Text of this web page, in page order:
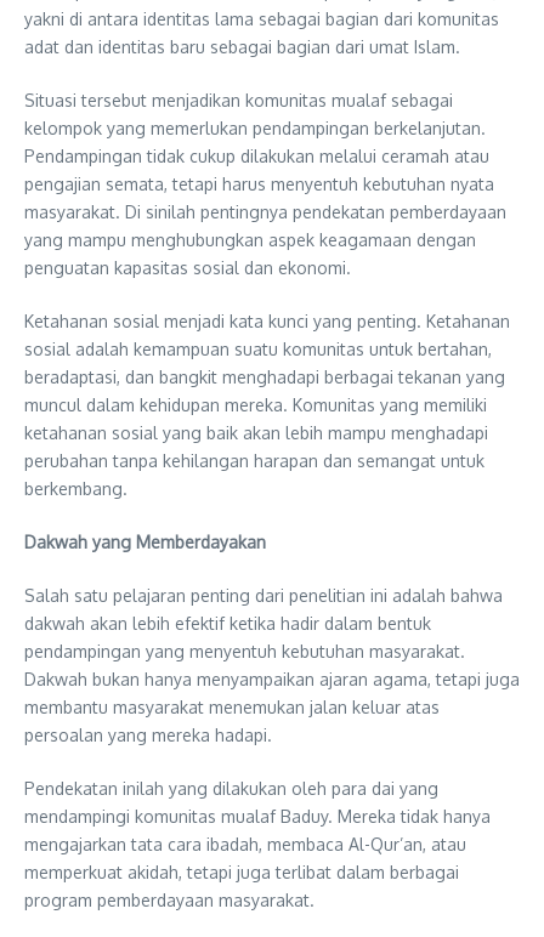
yakni di antara identitas lama sebagai bagian dari komunitas
adat dan identitas baru sebagai bagian dari umat Islam.
Situasi tersebut menjadikan komunitas mualaf sebagai
kelompok yang memerlukan pendampingan berkelanjutan.
Pendampingan tidak cukup dilakukan melalui ceramah atau
pengajian semata, tetapi harus menyentuh kebutuhan nyata
masyarakat. Di sinilah pentingnya pendekatan pemberdayaan
yang mampu menghubungkan aspek keagamaan dengan
penguatan kapasitas sosial dan ekonomi.
Ketahanan sosial menjadi kata kunci yang penting. Ketahanan
sosial adalah kemampuan suatu komunitas untuk bertahan,
beradaptasi, dan bangkit menghadapi berbagai tekanan yang
muncul dalam kehidupan mereka. Komunitas yang memiliki
ketahanan sosial yang baik akan lebih mampu menghadapi
perubahan tanpa kehilangan harapan dan semangat untuk
berkembang.
Dakwah yang Memberdayakan
Salah satu pelajaran penting dari penelitian ini adalah bahwa
dakwah akan lebih efektif ketika hadir dalam bentuk
pendampingan yang menyentuh kebutuhan masyarakat.
Dakwah bukan hanya menyampaikan ajaran agama, tetapi juga
membantu masyarakat menemukan jalan keluar atas
persoalan yang mereka hadapi.
Pendekatan inilah yang dilakukan oleh para dai yang
mendampingi komunitas mualaf Baduy. Mereka tidak hanya
mengajarkan tata cara ibadah, membaca Al-Qur’an, atau
memperkuat akidah, tetapi juga terlibat dalam berbagai
program pemberdayaan masyarakat.